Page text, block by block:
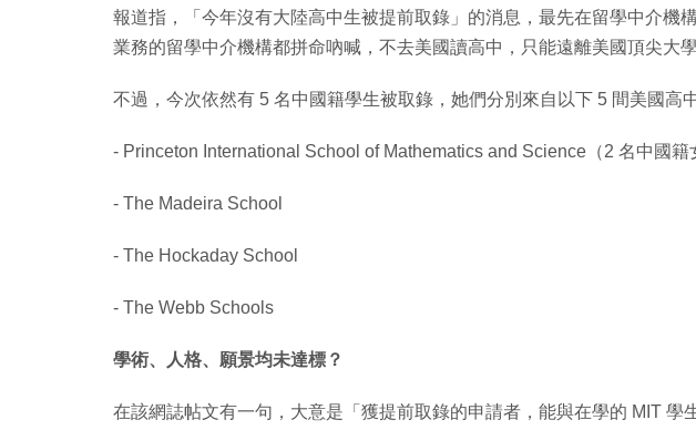
報道指，「今年沒有大陸高中生被提前取錄」的消息，最先在留學中介機
業務的留學中介機構都拼命吶喊，不去美國讀高中，只能遠離美國頂尖大學
不過，今次依然有 5 名中國籍學生被取錄，她們分別來自以下 5 間美國高
- Princeton International School of Mathematics and Science（2 名中國籍
- The Madeira School
- The Hockaday School
- The Webb Schools
學術、人格、願景均未達標？
在該網誌帖文有一句，大意是「獲提前取錄的申請者，能與在學的 MIT 學